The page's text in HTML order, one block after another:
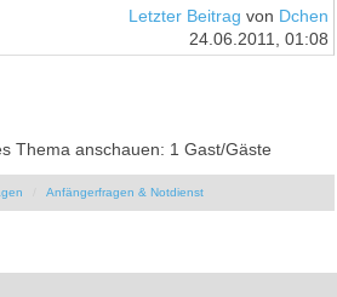
Letzter Beitrag von Dchen
24.06.2011, 01:08
Thema anschauen: 1 Gast/Gäste
Anfängerfragen & Notdienst